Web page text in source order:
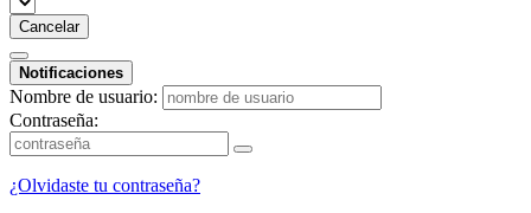
Cancelar
Notificaciones
Nombre de usuario:
Contraseña:
¿Olvidaste tu contraseña?